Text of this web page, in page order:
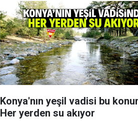
Konya'nın yeşil vadisi bu
Her yerden su akıyor